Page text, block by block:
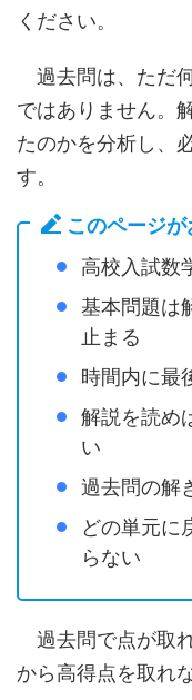
ください。
過去問は、ただ
ではありません。
たのかを分析し、
す。
このページ
高校入試数
基本問題は
止まる
時間内に最
解説を読め
い
過去問の解
どの単元に
らない
過去問で点が取
から高得点を取れ